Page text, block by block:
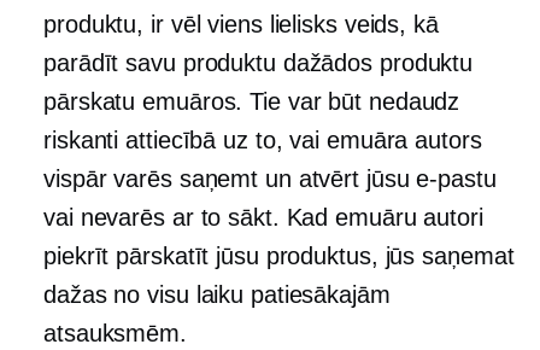
produktu, ir vēl viens lielisks veids, kā
parādīt savu produktu dažādos produktu
pārskatu emuāros. Tie var būt nedaudz
riskanti attiecībā uz to, vai emuāra autors
vispār varēs saņemt un atvērt jūsu e-pastu
vai nevarēs ar to sākt. Kad emuāru autori
piekrīt pārskatīt jūsu produktus, jūs saņemat
dažas no visu laiku patiesākajām
atsauksmēm.